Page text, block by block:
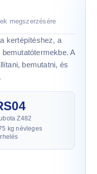
megszerzésére
kertépítéshez, a
A
bemutatni, és
Z482
kg névleges